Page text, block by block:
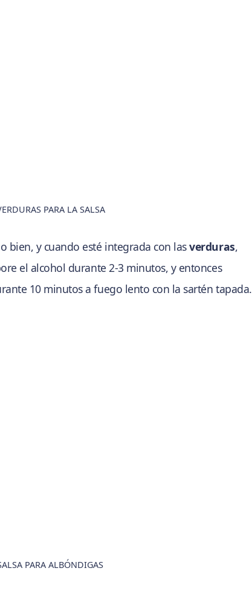
PARA LA SALSA
bien, y cuando esté integrada con lasverduras,
el alcohol durante 2-3 minutos, y entonces
10 minutos a fuego lento con la sartén tapada.
PARA ALBÓNDIGAS